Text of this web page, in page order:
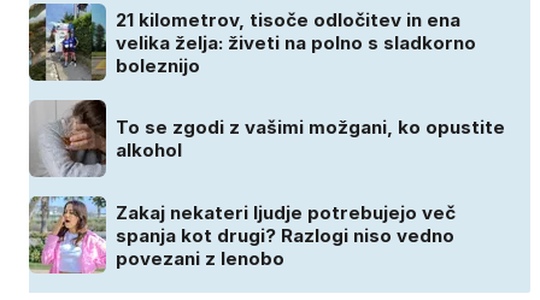
21 kilometrov, tisoče odločitev in ena
velika želja: živeti na polno s sladkorno
boleznijo
To se zgodi z vašimi možgani, ko opustite
alkohol
Zakaj nekateri ljudje potrebujejo več
spanja kot drugi? Razlogi niso vedno
povezani z lenobo